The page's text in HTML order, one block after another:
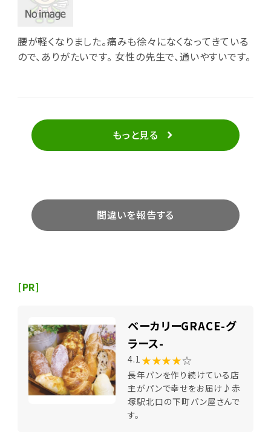
腰が軽くなりました。痛みも徐々になくなってきている
ので、ありがたいです。 女性の先生で、通いやすいです。
もっと見る
間違いを報告する
[PR]
ベーカリーGRACE-グ
ラース-
4.1 ★★★★☆
長年パンを作り続けている店
主がパンで幸せをお届け♪赤
塚駅北口の下町パン屋さんで
す。